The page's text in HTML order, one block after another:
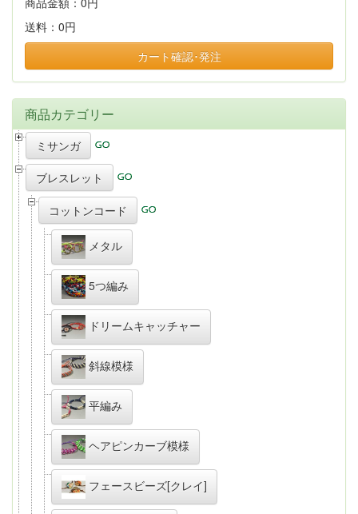
送料： 0円
カート確認･発注
商品カテゴリー
ミサンガ
ブレスレット
コットンコード
メタル
5つ編み
ドリームキャッチャー
斜線模様
平編み
ヘアピンカーブ模様
フェースビーズ[クレイ]